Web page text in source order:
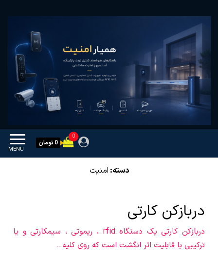
همیار امنیت
MENU
0
0 تومان
دسته: امنیت
دربازکن کارتی
دربازکن کارتی یک دستگاه rfid ، ریموتی ، سیمکارتی و یا
ترکیبی با قابلیت اثر انگشت است که روی کلیه…